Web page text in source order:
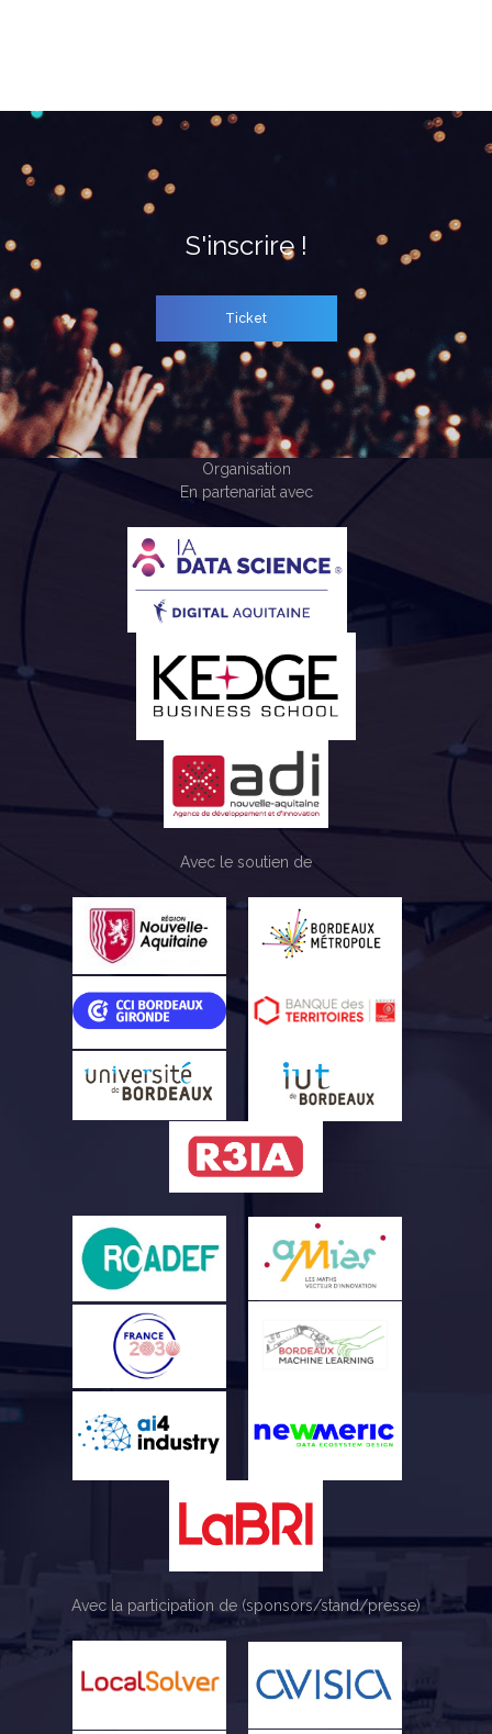
S'inscrire !
Ticket
Organisation
En partenariat avec
Avec le soutien de
Avec la participation de (sponsors/stand/presse)